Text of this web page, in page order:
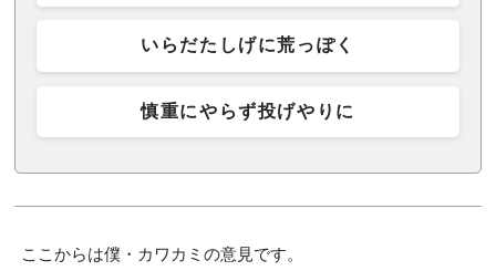
いらだたしげに荒っぽく
慎重にやらず投げやりに
ここからは僕・カワカミの意見です。